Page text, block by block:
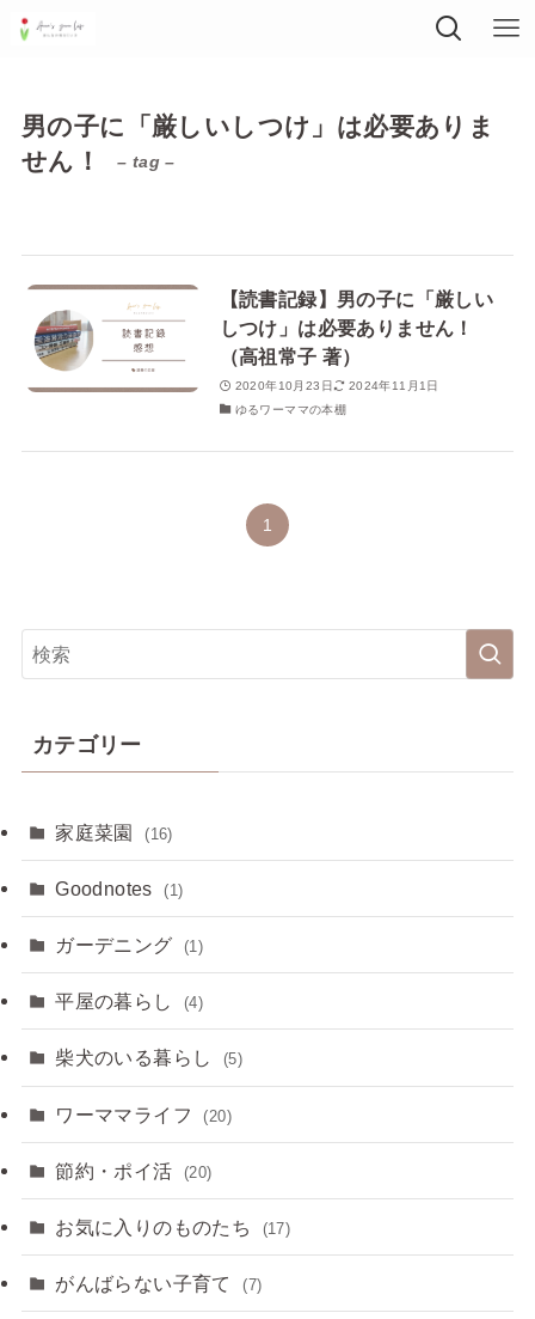
男の子に「厳しいしつけ」は必要ありま
せん！
– tag –
【読書記録】男の子に「厳しい
しつけ」は必要ありません！
（高祖常子 著）
2020年10月23日
2024年11月1日
ゆるワーママの本棚
1
カテゴリー
家庭菜園 (16)
Goodnotes (1)
ガーデニング (1)
平屋の暮らし (4)
柴犬のいる暮らし (5)
ワーママライフ (20)
節約・ポイ活 (20)
お気に入りのものたち (17)
がんばらない子育て (7)